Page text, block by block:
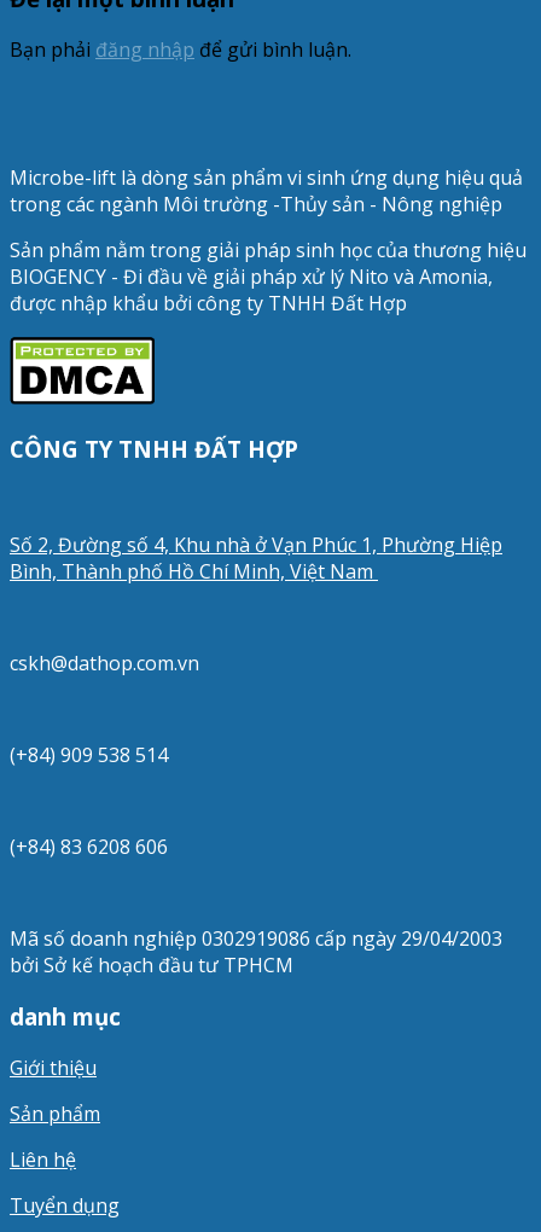
Bạn phải đăng nhập để gửi bình luận.
Microbe-lift là dòng sản phẩm vi sinh ứng dụng hiệu quả
trong các ngành Môi trường -Thủy sản - Nông nghiệp
Sản phẩm nằm trong giải pháp sinh học của thương hiệu
BIOGENCY - Đi đầu về giải pháp xử lý Nito và Amonia,
được nhập khẩu bởi công ty TNHH Đất Hợp
CÔNG TY TNHH ĐẤT HỢP
Số 2, Đường số 4, Khu nhà ở Vạn Phúc 1, Phường Hiệp
Bình, Thành phố Hồ Chí Minh, Việt Nam
cskh@dathop.com.vn
(+84) 909 538 514
(+84) 83 6208 606
Mã số doanh nghiệp 0302919086 cấp ngày 29/04/2003
bởi Sở kế hoạch đầu tư TPHCM
danh mục
Giới thiệu
Sản phẩm
Liên hệ
Tuyển dụng